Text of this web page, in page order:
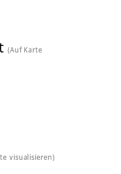
(Auf Karte
visualisieren)